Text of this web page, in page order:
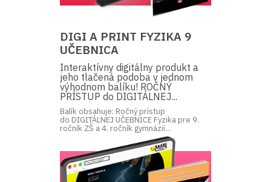
DIGI A PRINT FYZIKA 9
UČEBNICA
Interaktívny digitálny produkt a
jeho tlačená podoba v jednom
výhodnom balíku! ROČNÝ
PRÍSTUP do DIGITÁLNEJ...
Balík obsahuje: Ročný prístup
do DIGITÁLNEJ UČEBNICE Fyzika pre 9.
ročník ZŠ a 4. ročník gymnázií...